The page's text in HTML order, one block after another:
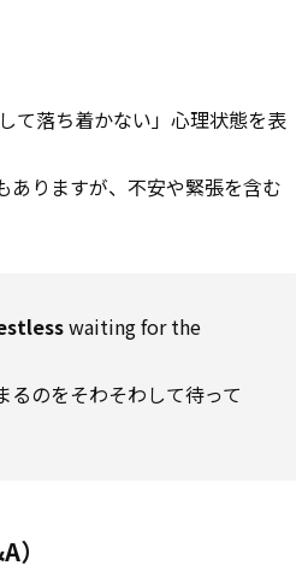
て落ち着かない」心理状態を表
ありますが、不安や緊張を含む
waiting for the
るのをそわそわして待って
）